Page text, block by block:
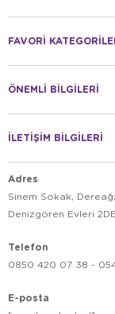
FAVORİ
ÖNEMLİ BİLGİLERİ
İLETİŞİM BİLGİLERİ
Adres
Sinem Sokak,
Denizgören Evleri
Telefon
0850 420 07 38 -
E-posta